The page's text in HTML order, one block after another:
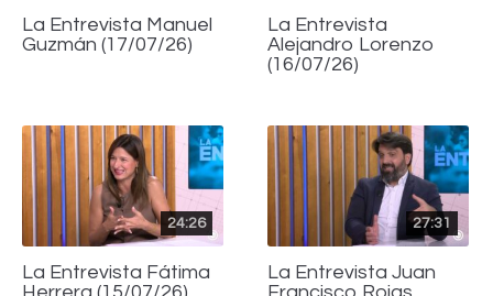
La Entrevista Manuel
Guzmán (17/07/26)
La Entrevista
Alejandro Lorenzo
(16/07/26)
24:26
La Entrevista Fátima
Herrera (15/07/26)
27:31
La Entrevista Juan
Francisco Rojas